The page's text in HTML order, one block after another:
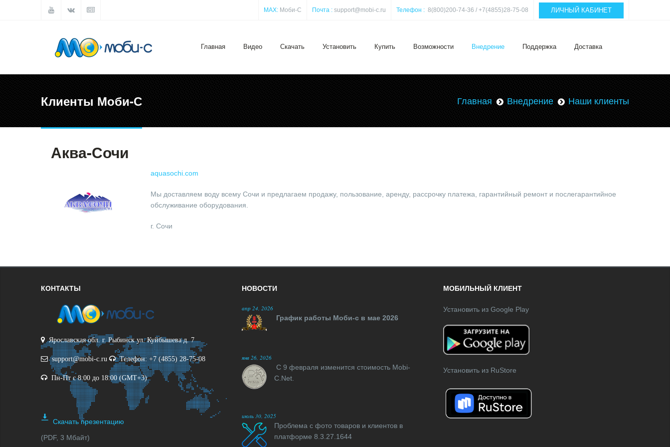
MAX: Моби-С Почта : support@mobi-c.ru Телефон : 8(800)200-74-36 / +7(4855)28-75-08 ЛИЧНЫЙ КАБИНЕТ
Главная Видео Скачать Установить Купить Возможности Внедрение Поддержка Доставка
Клиенты Моби-С Главная Внедрение Наши клиенты
Аква-Сочи
aquasochi.com
Мы доставляем воду всему Сочи и предлагаем продажу, пользование, аренду, рассрочку платежа, гарантийный ремонт и послегарантийное
обслуживание оборудования.
г. Сочи
КОНТАКТЫ
Ярославская обл. г. Рыбинск ул. Куйбышева д. 7
support@mobi-c.ru Телефон: +7 (4855) 28-75-08
Пн-Пт с 8:00 до 18:00 (GMT+3)
Скачать презентацию
(PDF, 3 Мбайт)
НОВОСТИ
апр 24, 2026
График работы Моби-с в мае 2026
янв 26, 2026
С 9 февраля изменится стоимость Mobi-
C.Net.
июль 30, 2025
Проблема с фото товаров и клиентов в
платформе 8.3.27.1644
МОБИЛЬНЫЙ КЛИЕНТ
Установить из Google Play
Установить из RuStore